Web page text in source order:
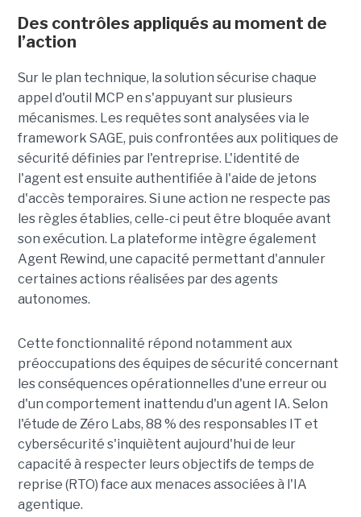
Des contrôles appliqués au moment de
l’action
Sur le plan technique, la solution sécurise chaque
appel d'outil MCP en s'appuyant sur plusieurs
mécanismes. Les requêtes sont analysées via le
framework SAGE, puis confrontées aux politiques de
sécurité définies par l'entreprise. L'identité de
l'agent est ensuite authentifiée à l'aide de jetons
d'accès temporaires. Si une action ne respecte pas
les règles établies, celle-ci peut être bloquée avant
son exécution. La plateforme intègre également
Agent Rewind, une capacité permettant d'annuler
certaines actions réalisées par des agents
autonomes.
Cette fonctionnalité répond notamment aux
préoccupations des équipes de sécurité concernant
les conséquences opérationnelles d'une erreur ou
d'un comportement inattendu d'un agent IA. Selon
l'étude de Zéro Labs, 88 % des responsables IT et
cybersécurité s'inquiètent aujourd'hui de leur
capacité à respecter leurs objectifs de temps de
reprise (RTO) face aux menaces associées à l'IA
agentique.